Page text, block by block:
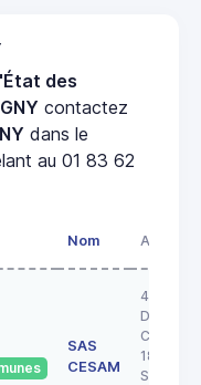
des
contactez
dans le
au 01 83 62
Nom Adresse
SAS
CESAM
43 RUE
COULON
18200
SAINT